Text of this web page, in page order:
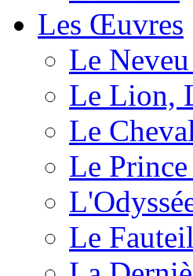
Les Œuvres
Le
Le Lion,
Le
Le
Le